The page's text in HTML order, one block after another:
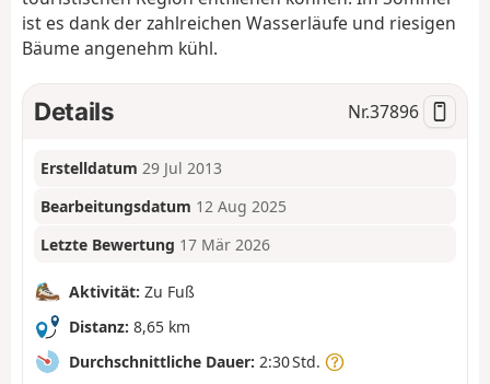
o
ist es dank der zahlreichen Wasserläufe und riesigen
Bäume angenehm kühl.
Details Nr.37896
Erstelldatum 29 Jul 2013
Bearbeitungsdatum 12 Aug 2025
Letzte Bewertung 17 Mär 2026
Aktivität: Zu Fuß
Distanz: 8,65 km
Durchschnittliche Dauer: 2:30 Std.